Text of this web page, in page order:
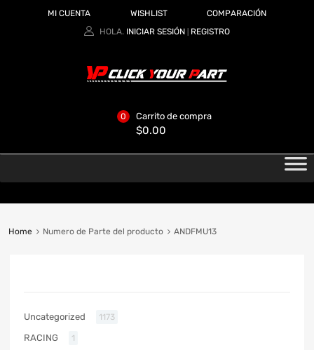
MI CUENTA WISHLIST
COMPARACIÓN
HOLA. INICIAR SESIÓN REGISTRO
Carrito de compra
$0.00
0
Home Numero de Parte del producto ANDFMU13
Uncategorized 1173
RACING 1